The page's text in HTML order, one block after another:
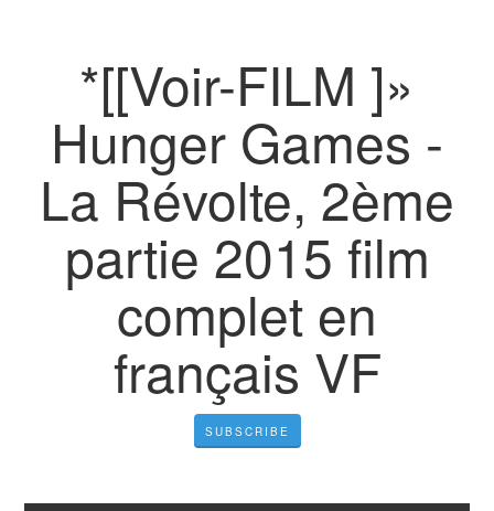
*[[Voir-FILM ]»
Hunger Games -
La Révolte, 2ème
partie 2015 film
complet en
français VF
SUBSCRIBE